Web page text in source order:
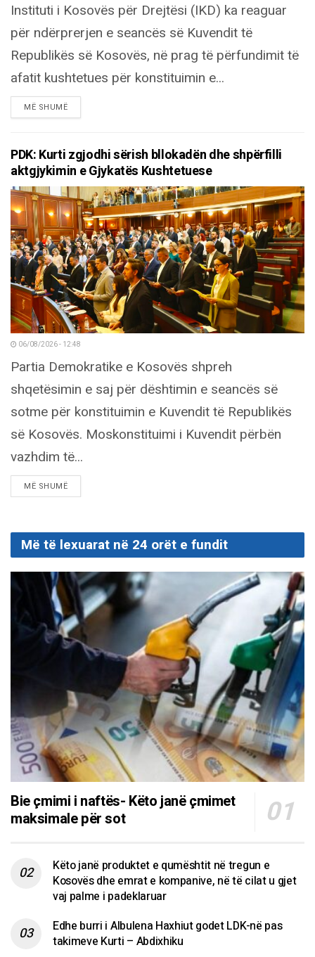
Instituti i Kosovës për Drejtësi (IKD) ka reaguar
për ndërprerjen e seancës së Kuvendit të
Republikës së Kosovës, në prag të përfundimit të
afatit kushtetues për konstituimin e...
MË SHUMËDETAILS
PDK: Kurti zgjodhi sërish bllokadën dhe shpërfilli
aktgjykimin e Gjykatës Kushtetuese
06/08/2026 - 12:48
Partia Demokratike e Kosovës shpreh
shqetësimin e saj për dështimin e seancës së
sotme për konstituimin e Kuvendit të Republikës
së Kosovës. Moskonstituimi i Kuvendit përbën
vazhdim të...
MË SHUMËDETAILS
Më të lexuarat në 24 orët e fundit
Bie çmimi i naftës- Këto janë çmimet
maksimale për sot
Këto janë produktet e qumështit në tregun e
Kosovës dhe emrat e kompanive, në të cilat u gjet
vaj palme i padeklaruar
Edhe burri i Albulena Haxhiut godet LDK-në pas
takimeve Kurti – Abdixhiku